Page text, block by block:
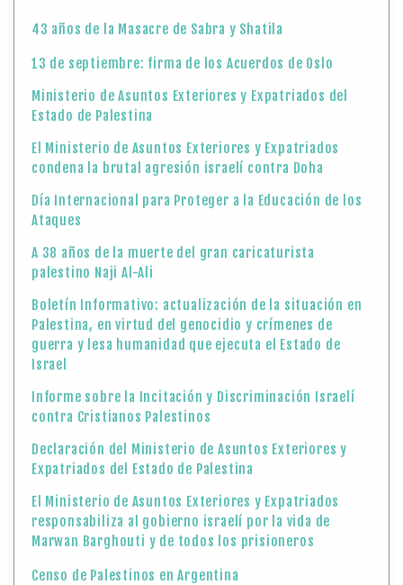
43 años de la Masacre de Sabra y Shatila
13 de septiembre: firma de los Acuerdos de Oslo
Ministerio de Asuntos Exteriores y Expatriados del
Estado de Palestina
El Ministerio de Asuntos Exteriores y Expatriados
condena la brutal agresión israelí contra Doha
Día Internacional para Proteger a la Educación de los
Ataques
A 38 años de la muerte del gran caricaturista
palestino Naji Al-Ali
Boletín Informativo: actualización de la situación en
Palestina, en virtud del genocidio y crímenes de
guerra y lesa humanidad que ejecuta el Estado de
Israel
Informe sobre la Incitación y Discriminación Israelí
contra Cristianos Palestinos
Declaración del Ministerio de Asuntos Exteriores y
Expatriados del Estado de Palestina
El Ministerio de Asuntos Exteriores y Expatriados
responsabiliza al gobierno israelí por la vida de
Marwan Barghouti y de todos los prisioneros
Censo de Palestinos en Argentina